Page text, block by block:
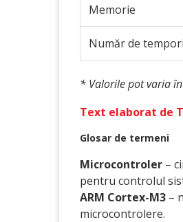
Memorie
Număr de
* Valorile pot varia
Text elaborat de
Glosar de termeni
Microcontroler –
pentru controlul
ARM Cortex-M3 –
microcontrolere.